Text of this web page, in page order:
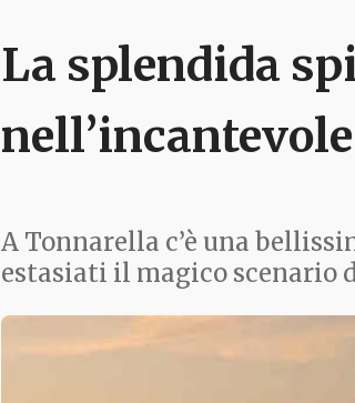
La splendida
A Tonnarella c’è una
estasiati il magico scenario